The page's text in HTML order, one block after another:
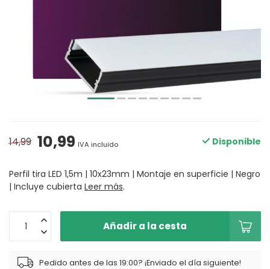
14,99 10,99 IVA incluido Disponible
Perfil tira LED 1,5m | 10x23mm | Montaje en superficie | Negro
| Incluye cubierta Leer más.
Añadir a la cesta
Pedido antes de las 19:00? ¡Enviado el día siguiente!